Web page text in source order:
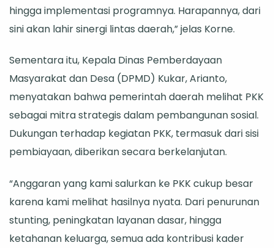
hingga implementasi programnya. Harapannya, dari
sini akan lahir sinergi lintas daerah,” jelas Korne.
Sementara itu, Kepala Dinas Pemberdayaan
Masyarakat dan Desa (DPMD) Kukar, Arianto,
menyatakan bahwa pemerintah daerah melihat PKK
sebagai mitra strategis dalam pembangunan sosial.
Dukungan terhadap kegiatan PKK, termasuk dari sisi
pembiayaan, diberikan secara berkelanjutan.
“Anggaran yang kami salurkan ke PKK cukup besar
karena kami melihat hasilnya nyata. Dari penurunan
stunting, peningkatan layanan dasar, hingga
ketahanan keluarga, semua ada kontribusi kader